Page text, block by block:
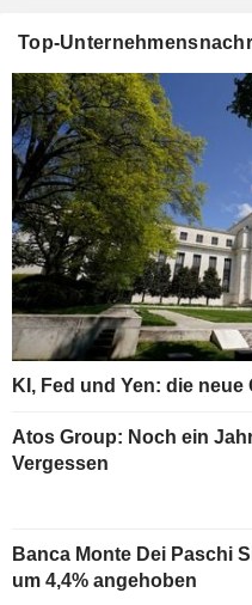
Top-
KI, Fed und Yen: die
Atos Group: Noch ein
Vergessen
Banca Monte Dei Paschi
um 4,4% angehoben